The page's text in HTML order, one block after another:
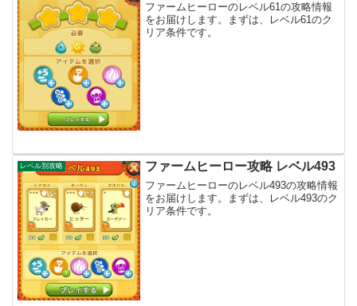
ファームヒーローのレベル61の攻略情報
をお届けします。まずは、レベル61のク
リア条件です。
レベル別攻略 ファームヒーロー攻略 レベル493
ファームヒーローのレベル493の攻略情報
をお届けします。まずは、レベル493のク
リア条件です。